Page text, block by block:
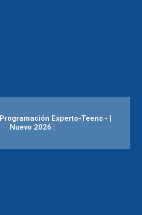
Experto-Teens - |
Nuevo 2026 |